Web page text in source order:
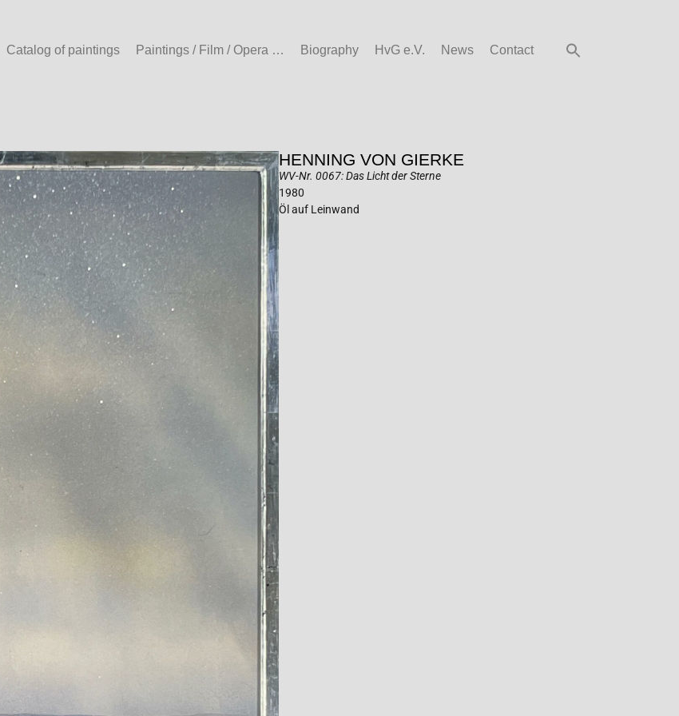
Catalog of paintings Paintings / Film / Opera … Biography HvG e.V. News Contact
HENNING VON GIERKE
WV-Nr. 0067: Das Licht der Sterne
1980
Öl auf Leinwand